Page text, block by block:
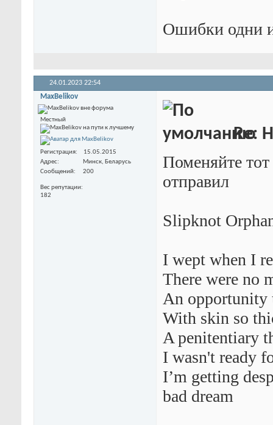
Ошибки одни
24.01.2023 22:54
MaxBelikov
Местный
Регистрация
15.05.2015
Адрес
Минск, Беларусь
Сообщений
200
Вес репутации
182
Re:
Поменяйте тот
отправил
Slipknot
I wept when I
There were no
An opportunity
With skin so
A penitentiary
I wasn't ready
I’m getting
bad dream